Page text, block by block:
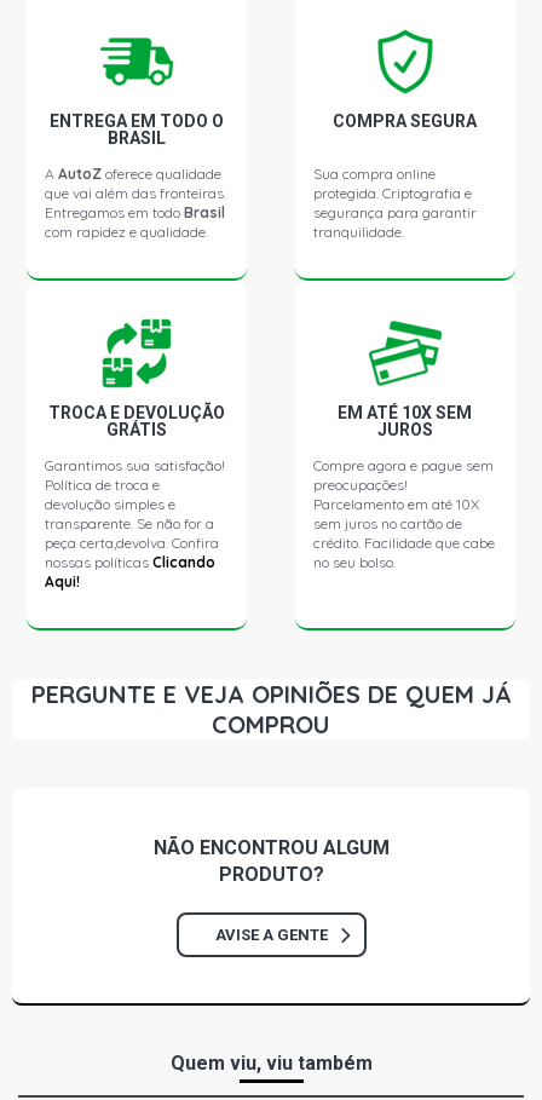
ENTREGA EM TODO O
BRASIL
AAutoZ oferece qualidade
que vai além das fronteiras.
Entregamos em todoBrasil
com rapidez e qualidade.
COMPRA SEGURA
Sua compra online
protegida. Criptografia e
segurança para garantir
tranquilidade.
TROCA E DEVOLUÇÃO
GRÁTIS
Garantimos sua satisfação!
Política de troca e
devolução simples e
transparente. Se não for a
peça certa,devolva. Confira
nossas políticasClicando
Aqui!
EM ATÉ 10X SEM
JUROS
Compre agora e pague sem
preocupações!
Parcelamento em até 10X
sem juros no cartão de
crédito. Facilidade que cabe
no seu bolso.
PERGUNTE E VEJA OPINIÕES DE QUEM JÁ
COMPROU
NÃO ENCONTROU ALGUM
PRODUTO?
AVISE A GENTE
Quem viu, viu também